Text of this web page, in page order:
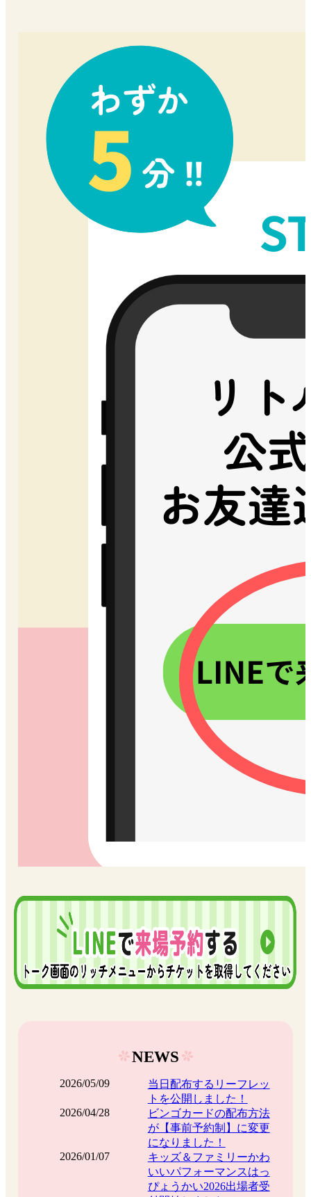
NEWS
2026/05/09
当日配布するリーフレッ
トを公開しました！
2026/04/28
ビンゴカードの配布方法
が【事前予約制】に変更
になりました！
2026/01/07
キッズ＆ファミリーかわ
いいパフォーマンスはっ
ぴょうかい2026出場者受